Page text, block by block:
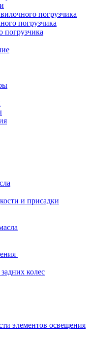
погрузчика
погрузчика
погрузчика
и присадки
колес
элементов освещения